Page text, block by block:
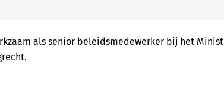
als senior beleidsmedewerker bij het